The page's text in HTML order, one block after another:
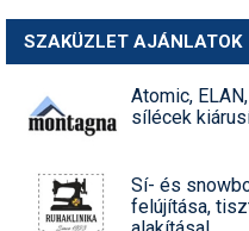
SZAKÜZLET AJÁNLATOK
Atomic,
sílécek
Sí- és
felújítása,